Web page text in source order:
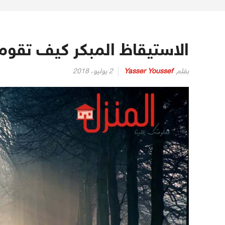
الاستيقاظ المبكر كيف
بقلم Yasser Youssef 2 يوليو، 2018